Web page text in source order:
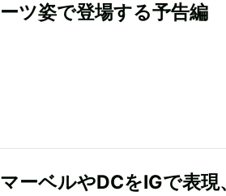
ーツ姿で登場する予告編
マーベルやDCをIGで表